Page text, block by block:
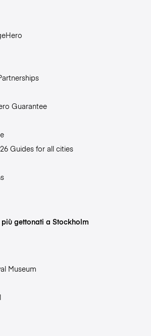
Guarantee
Guides for all cities
gettonati a Stockholm
Museum